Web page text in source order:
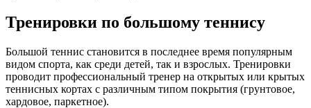
Тренировки по большому теннису
Большой теннис становится в последнее время популярным
видом спорта, как среди детей, так и взрослых. Тренировки
проводит профессиональный тренер на открытых или крытых
теннисных кортах с различным типом покрытия (грунтовое,
хардовое, паркетное).